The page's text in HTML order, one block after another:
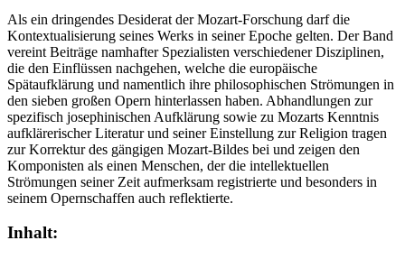
Als ein dringendes Desiderat der Mozart-Forschung darf die
Kontextualisierung seines Werks in seiner Epoche gelten. Der Band
vereint Beiträge namhafter Spezialisten verschiedener Disziplinen,
die den Einflüssen nachgehen, welche die europäische
Spätaufklärung und namentlich ihre philosophischen Strömungen in
den sieben großen Opern hinterlassen haben. Abhandlungen zur
spezifisch josephinischen Aufklärung sowie zu Mozarts Kenntnis
aufklärerischer Literatur und seiner Einstellung zur Religion tragen
zur Korrektur des gängigen Mozart-Bildes bei und zeigen den
Komponisten als einen Menschen, der die intellektuellen
Strömungen seiner Zeit aufmerksam registrierte und besonders in
seinem Opernschaffen auch reflektierte.
Inhalt: